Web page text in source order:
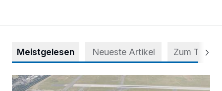
Meistgelesen Neueste Artikel Zum Thema
Vorsicht bei dubiosen „Park & Fly“-Anbietern